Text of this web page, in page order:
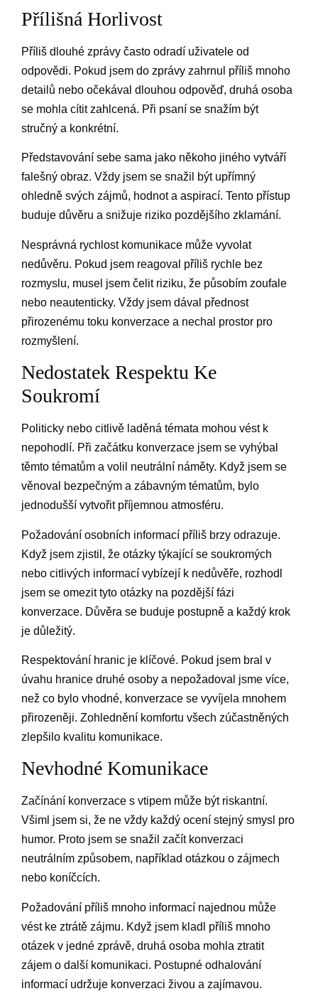
Přílišná Horlivost
Příliš dlouhé zprávy často odradí uživatele od
odpovědi. Pokud jsem do zprávy zahrnul příliš mnoho
detailů nebo očekával dlouhou odpověď, druhá osoba
se mohla cítit zahlcená. Při psaní se snažím být
stručný a konkrétní.
Představování sebe sama jako někoho jiného vytváří
falešný obraz. Vždy jsem se snažil být upřímný
ohledně svých zájmů, hodnot a aspirací. Tento přístup
buduje důvěru a snižuje riziko pozdějšího zklamání.
Nesprávná rychlost komunikace může vyvolat
nedůvěru. Pokud jsem reagoval příliš rychle bez
rozmyslu, musel jsem čelit riziku, že působím zoufale
nebo neautenticky. Vždy jsem dával přednost
přirozenému toku konverzace a nechal prostor pro
rozmyšlení.
Nedostatek Respektu Ke
Soukromí
Politicky nebo citlivě laděná témata mohou vést k
nepohodlí. Při začátku konverzace jsem se vyhýbal
těmto tématům a volil neutrální náměty. Když jsem se
věnoval bezpečným a zábavným tématům, bylo
jednodušší vytvořit příjemnou atmosféru.
Požadování osobních informací příliš brzy odrazuje.
Když jsem zjistil, že otázky týkající se soukromých
nebo citlivých informací vybízejí k nedůvěře, rozhodl
jsem se omezit tyto otázky na pozdější fázi
konverzace. Důvěra se buduje postupně a každý krok
je důležitý.
Respektování hranic je klíčové. Pokud jsem bral v
úvahu hranice druhé osoby a nepožadoval jsme více,
než co bylo vhodné, konverzace se vyvíjela mnohem
přirozeněji. Zohlednění komfortu všech zúčastněných
zlepšilo kvalitu komunikace.
Nevhodné Komunikace
Začínání konverzace s vtipem může být riskantní.
Všiml jsem si, že ne vždy každý ocení stejný smysl pro
humor. Proto jsem se snažil začít konverzaci
neutrálním způsobem, například otázkou o zájmech
nebo koníčcích.
Požadování příliš mnoho informací najednou může
vést ke ztrátě zájmu. Když jsem kladl příliš mnoho
otázek v jedné zprávě, druhá osoba mohla ztratit
zájem o další komunikaci. Postupné odhalování
informací udržuje konverzaci živou a zajímavou.